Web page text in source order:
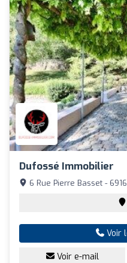
Dufossé Immobilier
6 Rue Pierre Basset -
Voir
Voir e-mail